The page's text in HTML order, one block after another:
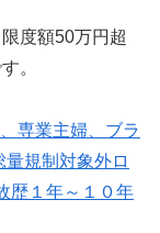
度額50万円超
。
専業主婦、ブラ
規制対象外ロ
歴１年～１０年